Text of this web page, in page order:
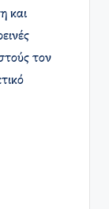
και
τον